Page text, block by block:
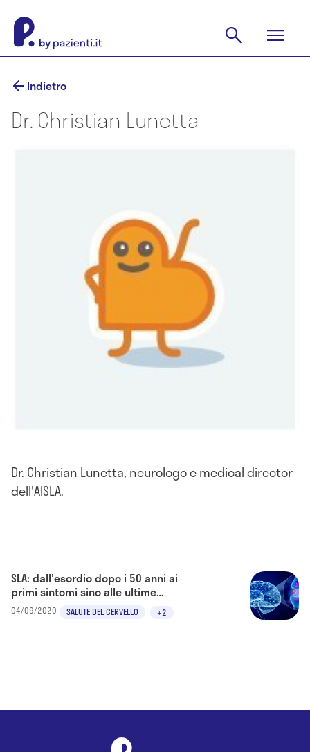
Indietro
Dr. Christian Lunetta
Dr. Christian Lunetta, neurologo e medical director
dell'AISLA.
SALUTE DEL CERVELLO +2
SLA: dall'esordio dopo i 50 anni ai
primi sintomi sino alle ultime
terapie
04/09/2020